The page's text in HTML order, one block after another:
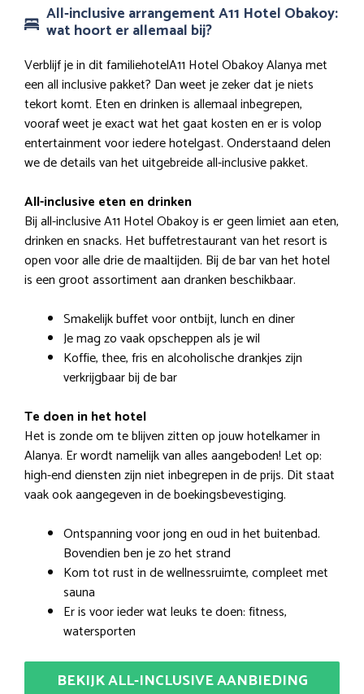
All-inclusive arrangement A11 Hotel Obakoy:
wat hoort er allemaal bij?
Verblijf je in dit familiehotelA11 Hotel Obakoy Alanya met
een all inclusive pakket? Dan weet je zeker dat je niets
tekort komt. Eten en drinken is allemaal inbegrepen,
vooraf weet je exact wat het gaat kosten en er is volop
entertainment voor iedere hotelgast. Onderstaand delen
we de details van het uitgebreide all-inclusive pakket.
All-inclusive eten en drinken
Bij all-inclusive A11 Hotel Obakoy is er geen limiet aan eten,
drinken en snacks. Het buffetrestaurant van het resort is
open voor alle drie de maaltijden. Bij de bar van het hotel
is een groot assortiment aan dranken beschikbaar.
Smakelijk buffet voor ontbijt, lunch en diner
Je mag zo vaak opscheppen als je wil
Koffie, thee, fris en alcoholische drankjes zijn
verkrijgbaar bij de bar
Te doen in het hotel
Het is zonde om te blijven zitten op jouw hotelkamer in
Alanya. Er wordt namelijk van alles aangeboden! Let op:
high-end diensten zijn niet inbegrepen in de prijs. Dit staat
vaak ook aangegeven in de boekingsbevestiging.
Ontspanning voor jong en oud in het buitenbad.
Bovendien ben je zo het strand
Kom tot rust in de wellnessruimte, compleet met
sauna
Er is voor ieder wat leuks te doen: fitness,
watersporten
BEKIJK ALL-INCLUSIVE AANBIEDING